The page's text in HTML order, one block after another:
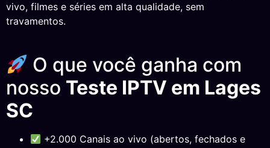
vivo, filmes e séries em alta qualidade, sem
travamentos.
O que você ganha com
nosso Teste IPTV em Lages
SC
+2.000 Canais ao vivo (abertos, fechados e